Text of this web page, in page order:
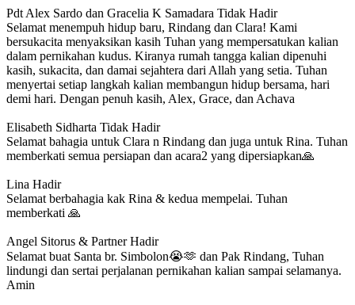
Pdt Alex Sardo dan Gracelia K Samadara Tidak Hadir
Selamat menempuh hidup baru, Rindang dan Clara! Kami
bersukacita menyaksikan kasih Tuhan yang mempersatukan kalian
dalam pernikahan kudus. Kiranya rumah tangga kalian dipenuhi
kasih, sukacita, dan damai sejahtera dari Allah yang setia. Tuhan
menyertai setiap langkah kalian membangun hidup bersama, hari
demi hari. Dengan penuh kasih, Alex, Grace, dan Achava
Elisabeth Sidharta Tidak Hadir
Selamat bahagia untuk Clara n Rindang dan juga untuk Rina. Tuhan
memberkati semua persiapan dan acara2 yang dipersiapkan🙏
Lina Hadir
Selamat berbahagia kak Rina & kedua mempelai. Tuhan
memberkati 🙏
Angel Sitorus & PartnerHadir
Selamat buat Santa br. Simbolon😭🫶 dan Pak Rindang, Tuhan
lindungi dan sertai perjalanan pernikahan kalian sampai selamanya.
Amin